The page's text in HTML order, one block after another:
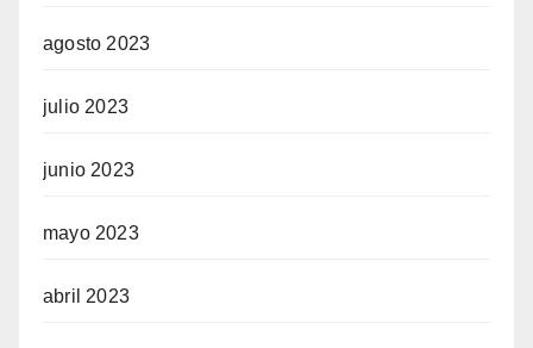
agosto 2023
julio 2023
junio 2023
mayo 2023
abril 2023